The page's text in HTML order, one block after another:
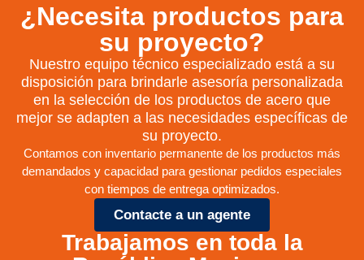
¿Necesita productos para
su proyecto?
Nuestro equipo técnico especializado está a su
disposición para brindarle asesoría personalizada
en la selección de los productos de acero que
mejor se adapten a las necesidades específicas de
su proyecto.
Contamos con inventario permanente de los productos más
demandados y capacidad para gestionar pedidos especiales
con tiempos de entrega optimizados.
Contacte a un agente
Trabajamos en toda la